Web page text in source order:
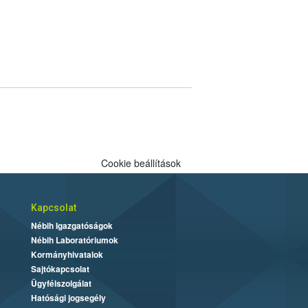
Cookie beállítások
Kapcsolat
Nébih Igazgatóságok
Nébih Laboratóriumok
Kormányhivatalok
Sajtókapcsolat
Ügyfélszolgálat
Hatósági jogsegély